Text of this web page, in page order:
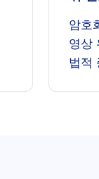
암호
영상
법적